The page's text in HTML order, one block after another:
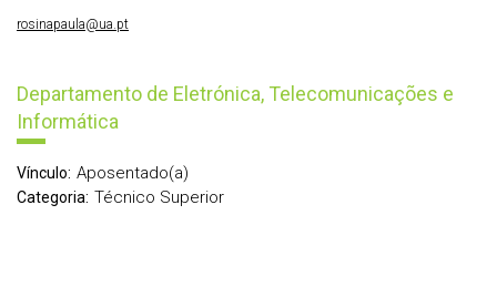
Departamento de Eletrónica, Telecomunicações e
Informática
Vínculo: Aposentado(a)
Categoria: Técnico Superior
rosinapaula@ua.pt